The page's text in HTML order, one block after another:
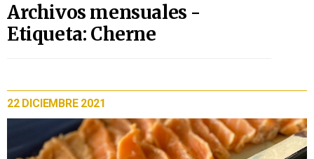
Archivos mensuales -
Etiqueta: Cherne
22 DICIEMBRE 2021